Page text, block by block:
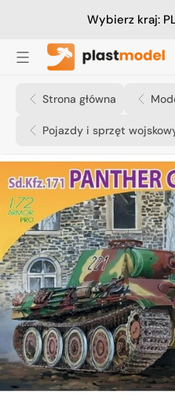
Wybierz kraj:
Strona główna
Pojazdy i sprzęt